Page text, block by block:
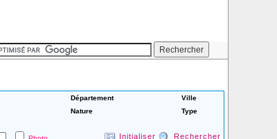
Département
Ville
Nature
Type
Initialiser Rechercher